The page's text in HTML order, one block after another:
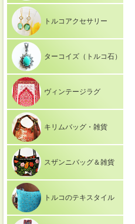
トルコアクセサリー
ターコイズ（トルコ石）
ヴィンテージラグ
キリムバッグ・雑貨
スザンニバッグ＆雑貨
トルコのテキスタイル